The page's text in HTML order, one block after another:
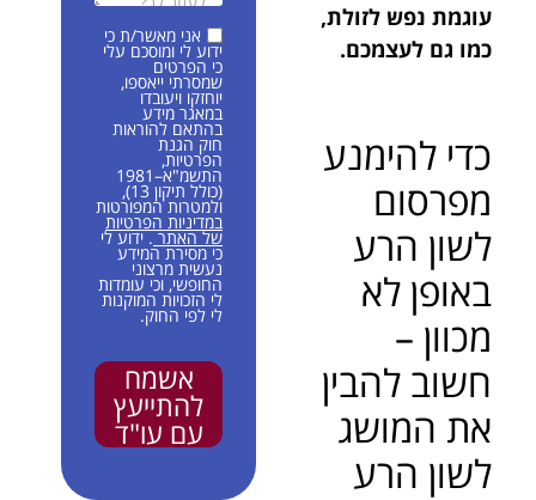
עוגמת נפש לזולת,
כמו גם לעצמכם.
כדי להימנע
מפרסום
לשון הרע
באופן לא
מכוון –
חשוב להבין
את המושג
לשון הרע
אני מאשר/ת כי
ידוע לי ומוסכם עלי
כי הפרטים
שמסרתי ייאספו,
יוחזקו ויעובדו
במאגר מידע
בהתאם להוראות
חוק הגנת
הפרטיות,
התשמ"א–1981
(כולל תיקון 13),
ולמטרות המפורטות
במדיניות הפרטיות
של האתר. ידוע לי
כי מסירת המידע
נעשית מרצוני
החופשי, וכי עומדות
לי הזכויות המוקנות
לי לפי החוק.
אשמח
להתייעץ
עם עו"ד